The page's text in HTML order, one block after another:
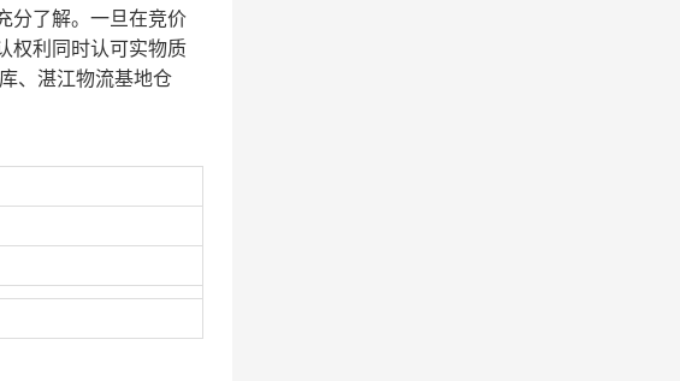
分了解。一旦在竞价
权利同时认可实物质
、湛江物流基地仓